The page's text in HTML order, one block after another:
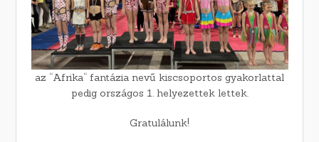
az “Afrika“ fantázia nevű kiscsoportos gyakorlattal
pedig országos 1. helyezettek lettek.
Gratulálunk!